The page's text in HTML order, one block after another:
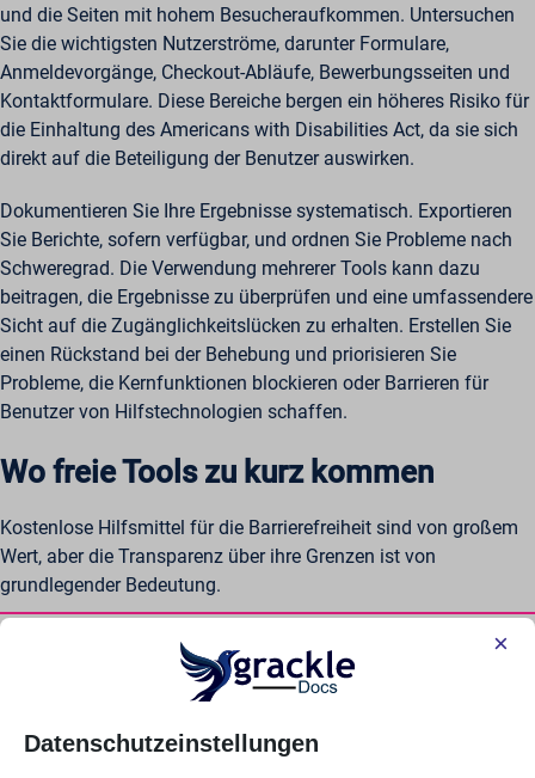
und die Seiten mit hohem Besucheraufkommen. Untersuchen
Sie die wichtigsten Nutzerströme, darunter Formulare,
Anmeldevorgänge, Checkout-Abläufe, Bewerbungsseiten und
Kontaktformulare. Diese Bereiche bergen ein höheres Risiko für
die Einhaltung des Americans with Disabilities Act, da sie sich
direkt auf die Beteiligung der Benutzer auswirken.
Dokumentieren Sie Ihre Ergebnisse systematisch. Exportieren
Sie Berichte, sofern verfügbar, und ordnen Sie Probleme nach
Schweregrad. Die Verwendung mehrerer Tools kann dazu
beitragen, die Ergebnisse zu überprüfen und eine umfassendere
Sicht auf die Zugänglichkeitslücken zu erhalten. Erstellen Sie
einen Rückstand bei der Behebung und priorisieren Sie
Probleme, die Kernfunktionen blockieren oder Barrieren für
Benutzer von Hilfstechnologien schaffen.
Wo freie Tools zu kurz kommen
Kostenlose Hilfsmittel für die Barrierefreiheit sind von großem
Wert, aber die Transparenz über ihre Grenzen ist von
grundlegender Bedeutung.
Automatisierte Tests können nicht alles
Alternativtext und bestimmte Kontrastfehler erkennen. Sie
Datenschutzeinstellungen
×